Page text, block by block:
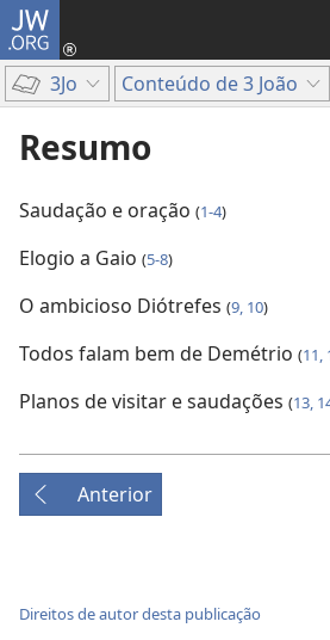
JW.ORG
3Jo Conteúdo de 3 João
Resumo
Saudação e oração (1-4)
Elogio a Gaio (5-8)
O ambicioso Diótrefes (9, 10)
Todos falam bem de Demétrio (11,
Planos de visitar e saudações (13,
Anterior
Direitos de autor desta publicação